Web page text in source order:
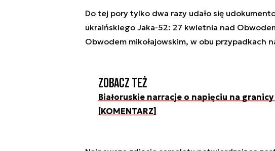
Do tej pory tylko dwa razy udało się
ukraińskiego Jaka-52: 27 kwietnia nad
Obwodem mikołajowskim, w obu przypadkach
Zobacz też
Białoruskie narracje o napięciu na granicy
[KOMENTARZ]